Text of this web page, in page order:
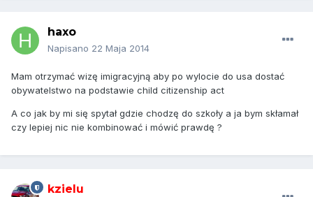
haxo
Napisano 22 Maja 2014
Mam otrzymać wizę imigracyjną aby po wylocie do usa dostać
obywatelstwo na podstawie child citizenship act
A co jak by mi się spytał gdzie chodzę do szkoły a ja bym skłamał
czy lepiej nic nie kombinować i mówić prawdę ?
kzielu